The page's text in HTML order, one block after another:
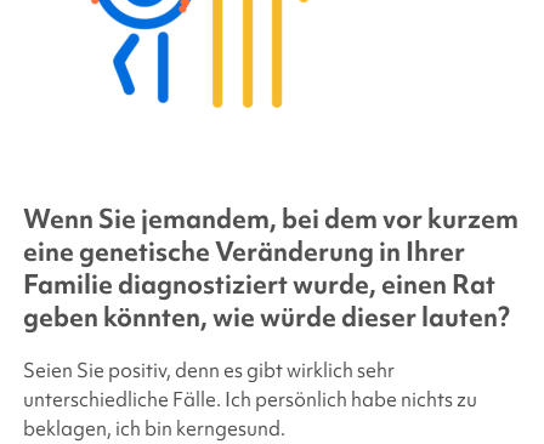
Wenn Sie jemandem, bei dem vor kurzem
eine genetische Veränderung in Ihrer
Familie diagnostiziert wurde, einen Rat
geben könnten, wie würde dieser lauten?
Seien Sie positiv, denn es gibt wirklich sehr
unterschiedliche Fälle. Ich persönlich habe nichts zu
beklagen, ich bin kerngesund.